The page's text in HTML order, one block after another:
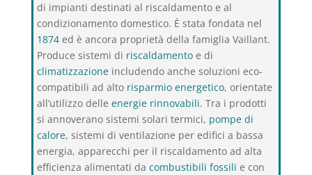
di impianti destinati al riscaldamento e al
condizionamento domestico. È stata fondata nel
1874ed è ancora proprietà della famiglia Vaillant.
Produce sistemi di riscaldamentoe di
climatizzazioneincludendo anche soluzioni eco-
compatibili ad alto risparmio energetico, orientate
all’utilizzo delle energie rinnovabili. Tra i prodotti
si annoverano sistemi solari termici, pompe di
calore, sistemi di ventilazione per edifici a bassa
energia, apparecchi per il riscaldamento ad alta
efficienza alimentati da combustibili fossili e con